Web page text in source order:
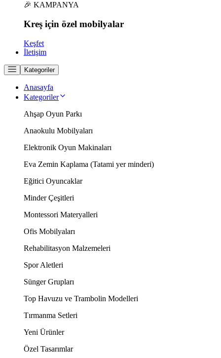
🎉 KAMPANYA
Kreş için özel mobilyalar
Keşfet
İletişim
Kategoriler
Anasayfa
Kategoriler
Ahşap Oyun Parkı
Anaokulu Mobilyaları
Elektronik Oyun Makinaları
Eva Zemin Kaplama (Tatami yer minderi)
Eğitici Oyuncaklar
Minder Çeşitleri
Montessori Materyalleri
Ofis Mobilyaları
Rehabilitasyon Malzemeleri
Spor Aletleri
Sünger Grupları
Top Havuzu ve Trambolin Modelleri
Tırmanma Setleri
Yeni Ürünler
Özel Tasarımlar